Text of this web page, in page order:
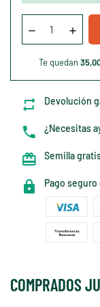
Te quedan
Devolución
¿Necesitas
Semilla
Pago seguro
COMPRADOS